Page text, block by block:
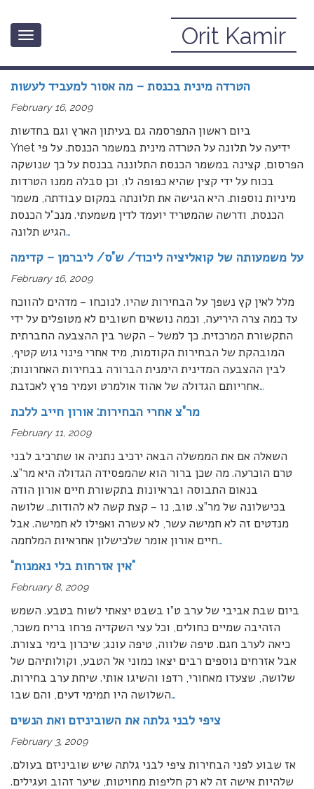
Toggle
Orit Kamir
הטרדה מינית בכנסת – מה אסור למעביד לעשות
February 16, 2009
ביום ראשון התפרסמה גם בעיתון הארץ וגם בחדשות
Ynet ידיעה על תלונה על הטרדה מינית במשמר הכנסת. על פי
הפרסום, קצינה במשמר הכנסת התלוננה בכנסת על כך שנושקה
בכוח על ידי קצין שהיא כפופה לו, וכן סבלה ממנו הטרדות
מיניות נוספות. היא הגישה את תלונתה במקום עבודתה, משמר
הכנסת, ודרשה שהמטריד יועמד לדין משמעתי. מנכ”ל הכנסת
הגיש תלונה…
על משמעותה של קואליציה ליכוד/ ש”ס/ ליברמן – קדימה
February 16, 2009
מלל לאין קץ נשפך על הבחירות שהיו. לנוכחו – מדהים להווכח
עד כמה צרה היריעה, וכמה נושאים חשובים לא מטופלים על ידי
התקשורת המרכזית. כך למשל – הקשר בין ההצבעה החברתית
המובהקת של הבחירות הקודמות, מיד אחרי פינוי גוש קטיף,
לבין ההצבעה המדינית הימנית הברורה בבחירות האחרונות;
אחריותם הגדולה של אהוד אולמרט ועמיר פרץ לאכזבת…
מר”צ אחרי הבחירות: אורון חייב ללכת
February 11, 2009
השאלה אם את הממשלה הבאה ירכיב נתניה או שתרכיב לבני
טרם הוכרעה. מה שכן ברור הוא שהמפסידה הגדולה היא מר”צ.
בנאום התבוסה ובראיונות בתקשורת חיים אורון הודה
בכישלונה של מר”צ. טוב, נו – קצת קשה לא להודות.. שלושה
מנדטים זה לא חמישה עשר, לא עשרה ואפילו לא חמישה. אבל
חיים אורון אומר שלכישלון אחראיות המלחמה…
“אין אזרחות בלי נאמנות”
February 8, 2009
ביום שבת אביבי של ערב ט”ו בשבט יצאתי לשוח בטבע. השמש
הזהיבה שמיים כחולים, וכל עצי השקדיה פרחו בריח משכר,
כיאה לערב חגם. טיפה שלווה, טיפה עונג; שיכרון בימי בצורת.
אבל אזרחים נוספים רבים יצאו כמוני אל הטבע, וקולותיהם של
שלושה, שצעדו מאחורי, רדפו והשיגו אותי. שיחת ערב בחירות.
השלושה היו תמימי דעים, והם שבו…
ציפי לבני גלתה את השוביניזם ואת הנשים
February 3, 2009
אז שבוע לפני הבחירות ציפי לבני גלתה שיש שוביניזם בעולם.
שלהיות אישה זה לא רק חליפות מחויטות, שיער זהוב ועגילים.